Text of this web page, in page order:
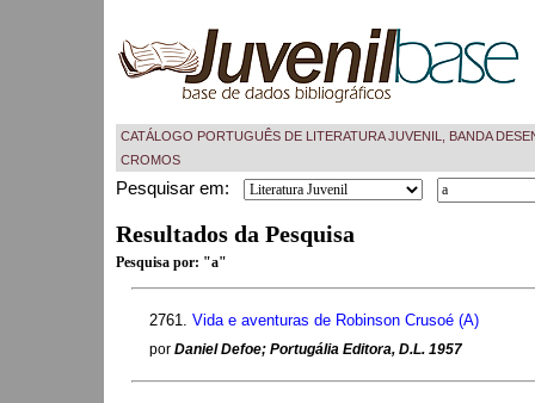
CATÁLOGO PORTUGUÊS DE LITERATURA JUVENIL, BANDA
CROMOS
Pesquisar em:
Resultados da Pesquisa
Pesquisa por: "a"
2761. Vida e aventuras de Robinson Crusoé (A)
por Daniel Defoe; Portugália Editora, D.L. 1957